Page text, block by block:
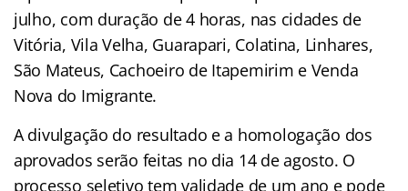
julho, com duração de 4 horas, nas cidades de
Vitória, Vila Velha, Guarapari, Colatina, Linhares,
São Mateus, Cachoeiro de Itapemirim e Venda
Nova do Imigrante.
A divulgação do resultado e a homologação dos
aprovados serão feitas no dia 14 de agosto. O
processo seletivo tem validade de um ano e pode